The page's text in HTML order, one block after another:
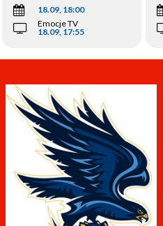
18.09, 18:00
Emocje TV
18.09, 17:55